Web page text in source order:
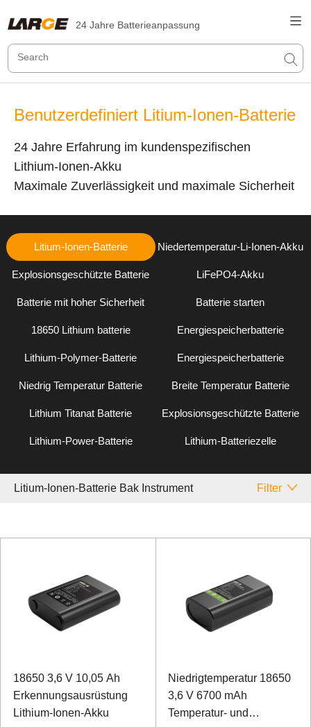
24 Jahre Batterieanpassung
Benutzerdefiniert Litium-Ionen-Batterie
24 Jahre Erfahrung im kundenspezifischen
Lithium-Ionen-Akku
Maximale Zuverlässigkeit und maximale Sicherheit
Litium-Ionen-Batterie Niedertemperatur-Li-Ionen-Akku
Explosionsgeschützte Batterie LiFePO4-Akku
Batterie mit hoher Sicherheit Batterie starten
18650 Lithium batterie Energiespeicherbatterie
Lithium-Polymer-Batterie Energiespeicherbatterie
Niedrig Temperatur Batterie Breite Temperatur Batterie
Lithium Titanat Batterie Explosionsgeschützte Batterie
Lithium-Power-Batterie Lithium-Batteriezelle
Litium-Ionen-Batterie Bak Instrument Filter
18650 3,6 V 10,05 Ah
Erkennungsausrüstung
Lithium-Ionen-Akku
Niedrigtemperatur 18650
3,6 V 6700 mAh
Temperatur- und